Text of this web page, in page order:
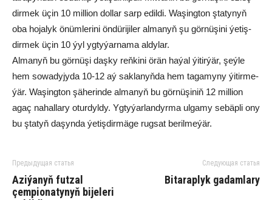
dir­mek üçin 10 mil­li­on dol­lar sarp edil­di. Wa­şing­ton şta­ty­nyň
oba ho­ja­lyk önüm­le­ri­ni ön­dü­ri­ji­ler al­ma­nyň şu gör­nü­şi­ni ýe­tiş­
dir­mek üçin 10 ýyl yg­ty­ýar­na­ma al­dy­lar.
Al­ma­nyň bu gör­nü­şi daş­ky reň­ki­ni örän ha­ýal ýi­tir­ýär, şeý­le
hem so­wa­dy­jy­da 10-12 aý sak­la­nyň­da hem ta­ga­my­ny ýi­tir­me­
ýär. Wa­şing­ton şä­he­rin­de al­ma­nyň bu gör­nü­şi­niň 12 mil­li­on
agaç na­hal­la­ry otur­dyl­dy. Yg­ty­ýar­lan­dyr­ma ul­ga­my se­bäp­li ony
bu şta­tyň da­şyn­da ýe­tiş­dir­mä­ge rug­sat be­ril­me­ýär.
Предыдущая статья
Aziýanyň futzal
çempionatynyň bijeleri
Следующая статья
Bi­ta­rap­lyk ga­dam­la­ry